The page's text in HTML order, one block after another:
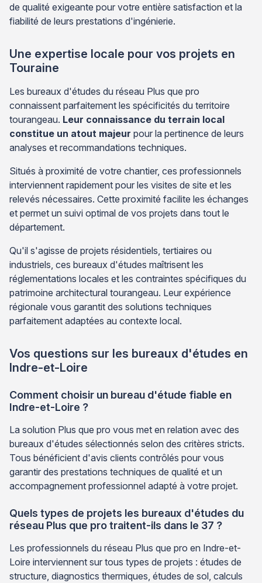
de qualité exigeante pour votre entière satisfaction et la
fiabilité de leurs prestations d'ingénierie.
Une expertise locale pour vos projets en
Touraine
Les bureaux d'études du réseau Plus que pro
connaissent parfaitement les spécificités du territoire
tourangeau. Leur connaissance du terrain local
constitue un atout majeur pour la pertinence de leurs
analyses et recommandations techniques.
Situés à proximité de votre chantier, ces professionnels
interviennent rapidement pour les visites de site et les
relevés nécessaires. Cette proximité facilite les échanges
et permet un suivi optimal de vos projets dans tout le
département.
Qu'il s'agisse de projets résidentiels, tertiaires ou
industriels, ces bureaux d'études maîtrisent les
réglementations locales et les contraintes spécifiques du
patrimoine architectural tourangeau. Leur expérience
régionale vous garantit des solutions techniques
parfaitement adaptées au contexte local.
Vos questions sur les bureaux d'études en
Indre-et-Loire
Comment choisir un bureau d'étude fiable en
Indre-et-Loire ?
La solution Plus que pro vous met en relation avec des
bureaux d'études sélectionnés selon des critères stricts.
Tous bénéficient d'avis clients contrôlés pour vous
garantir des prestations techniques de qualité et un
accompagnement professionnel adapté à votre projet.
Quels types de projets les bureaux d'études du
réseau Plus que pro traitent-ils dans le 37 ?
Les professionnels du réseau Plus que pro en Indre-et-
Loire interviennent sur tous types de projets : études de
structure, diagnostics thermiques, études de sol, calculs